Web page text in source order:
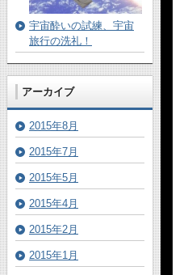
宇宙酔いの試練、宇宙
旅行の洗礼！
アーカイブ
2015年8月
2015年7月
2015年5月
2015年4月
2015年2月
2015年1月